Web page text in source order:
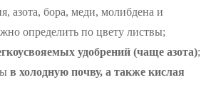
азота, бора, меди, молибдена и
определить по цвету листвы;
удобрений (чаще азота);
в холодную почву, а также кислая